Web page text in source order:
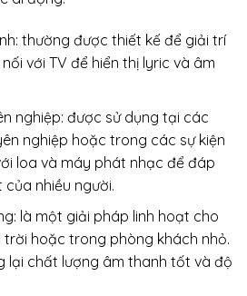
thường được thiết kế để giải trí
với TV để hiển thị lyric và âm
nghiệp: được sử dụng tại các
nghiệp hoặc trong các sự kiện
loa và máy phát nhạc để đáp
nhiều người.
là một giải pháp linh hoạt cho
hoặc trong phòng khách nhỏ.
lại chất lượng âm thanh tốt và độ